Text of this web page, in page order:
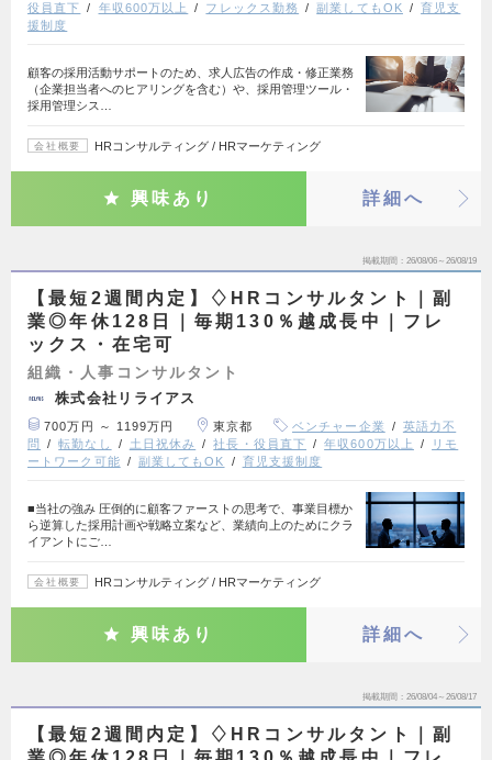
役員直下 年収600万以上 フレックス勤務 副業してもOK
育児支
援制度
顧客の採用活動サポートのため、求人広告の作成・修正業務
（企業担当者へのヒアリングを含む）や、採用管理ツール・
採用管理シス…
会社概要 HRコンサルティング / HRマーケティング
興味あり 詳細へ
掲載期間 26/08/06～26/08/19
【最短2週間内定】♢HRコンサルタント｜副
業◎年休128日｜毎期130％越成長中｜フレ
ックス・在宅可
組織・人事コンサルタント
株式会社リライアス
700万円 ～ 1199万円 東京都 ベンチャー企業
英語力不
問
転勤なし 土日祝休み 社長・役員直下 年収600万以上
リモ
ートワーク可能
副業してもOK 育児支援制度
■当社の強み 圧倒的に顧客ファーストの思考で、事業目標か
ら逆算した採用計画や戦略立案など、業績向上のためにクラ
イアントにご…
会社概要 HRコンサルティング / HRマーケティング
興味あり 詳細へ
掲載期間 26/08/04～26/08/17
【最短2週間内定】♢HRコンサルタント｜副